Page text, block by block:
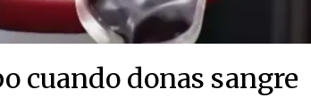
cuando donas sangre